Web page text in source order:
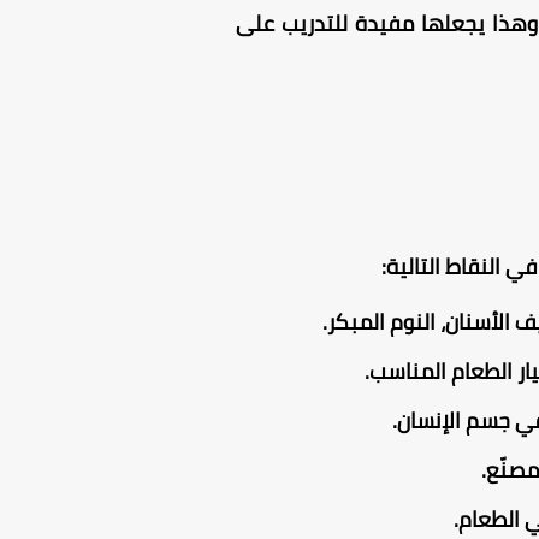
يجعلها مفيدة للتدريب على
التالية:
النوم المبكر.
الطعام المناسب.
جسم الإنسان.
الطعام.